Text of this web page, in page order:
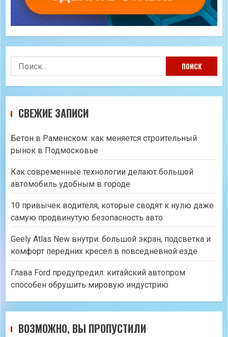
Найти:
СВЕЖИЕ ЗАПИСИ
Бетон в Раменском: как меняется строительный
рынок в Подмосковье
Как современные технологии делают большой
автомобиль удобным в городе
10 привычек водителя, которые сводят к нулю даже
самую продвинутую безопасность авто
Geely Atlas New внутри: большой экран, подсветка и
комфорт передних кресел в повседневной езде
Глава Ford предупредил: китайский автопром
способен обрушить мировую индустрию
ВОЗМОЖНО, ВЫ ПРОПУСТИЛИ